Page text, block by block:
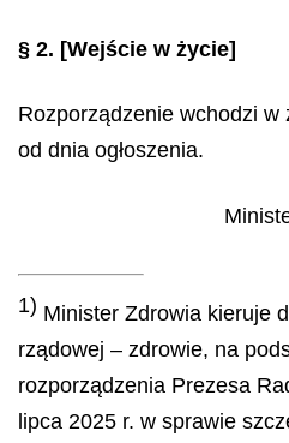
§ 2. [Wejście w życie]
Rozporządzenie wchodzi w
od dnia ogłoszenia.
1) Minister Zdrowia kieruje
rządowej – zdrowie, na
rozporządzenia Prezesa
lipca 2025 r. w sprawie